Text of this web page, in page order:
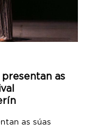
as
as súas